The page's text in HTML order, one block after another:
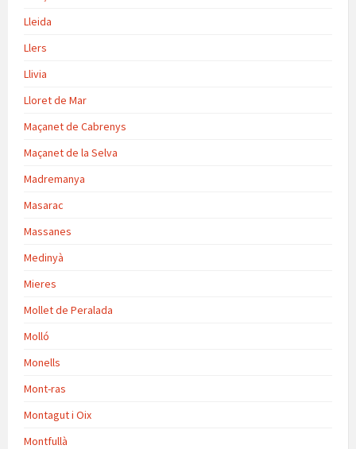
Lleida
Llers
Llivia
Lloret de Mar
Maçanet de Cabrenys
Maçanet de la Selva
Madremanya
Masarac
Massanes
Medinyà
Mieres
Mollet de Peralada
Molló
Monells
Mont-ras
Montagut i Oix
Montfullà